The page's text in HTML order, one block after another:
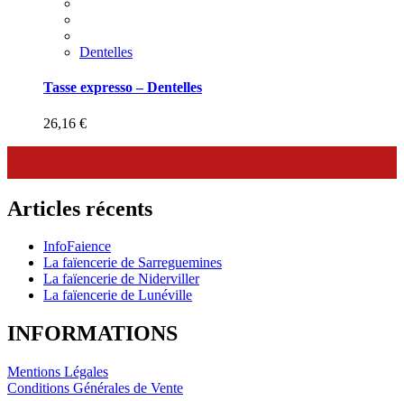
Dentelles
Tasse expresso – Dentelles
26,16 €
Articles récents
InfoFaience
La faïencerie de Sarreguemines
La faïencerie de Niderviller
La faïencerie de Lunéville
INFORMATIONS
Mentions Légales
Conditions Générales de Vente